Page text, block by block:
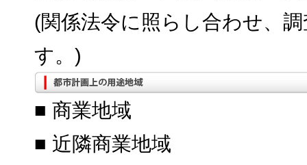
(関係法令に照らし合わせ、
す。)
■ 商業地域
■ 近隣商業地域